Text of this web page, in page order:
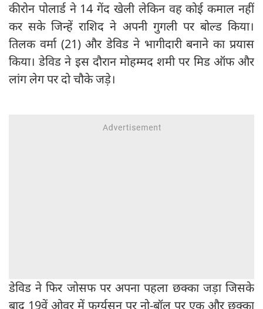
कीरोन पोलार्ड ने 14 गेंद खेली लेकिन वह कोई कमाल नहीं
कर सके जिन्हें राशिद ने अपनी गुगली पर बोल्ड किया।
तिलक वर्मा (21) और डेविड ने भागीदारी बनाने का प्रयास
किया। डेविड ने इस दौरान मोहम्मद शमी पर मिड ऑफ और
लांग लेग पर दो चौके जड़े।
डेविड ने फिर जोसफ पर अपना पहला छक्का जड़ा जिसके
बाद 19वें ओवर में फर्ग्यूसन पर नो-बॉल पर एक और छक्का